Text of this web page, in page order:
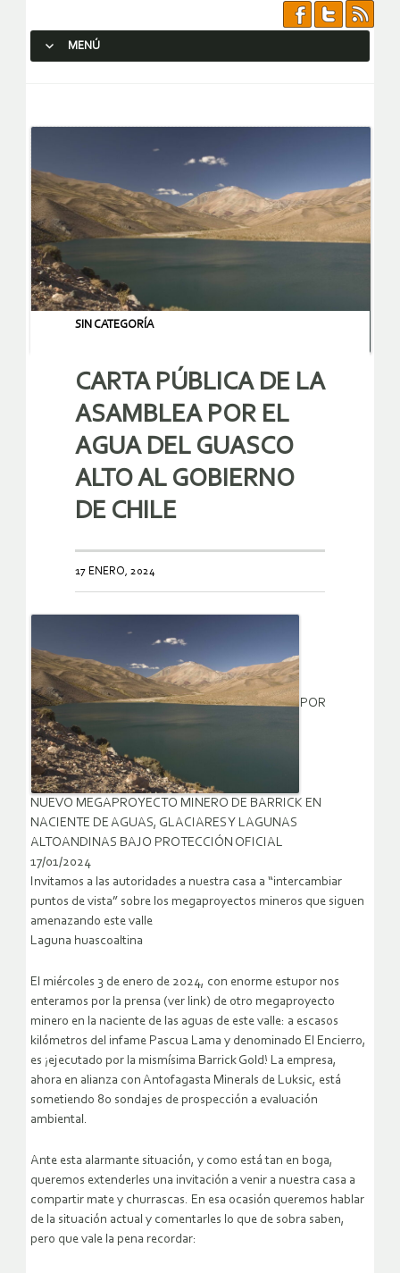
MENÚ
SIN CATEGORÍA
CARTA PÚBLICA DE LA
ASAMBLEA POR EL
AGUA DEL GUASCO
ALTO AL GOBIERNO
DE CHILE
17 ENERO, 2024
POR
NUEVO MEGAPROYECTO MINERO DE BARRICK EN
NACIENTE DE AGUAS, GLACIARES Y LAGUNAS
ALTOANDINAS BAJO PROTECCIÓN OFICIAL
17/01/2024
Invitamos a las autoridades a nuestra casa a “intercambiar
puntos de vista” sobre los megaproyectos mineros que siguen
amenazando este valle
Laguna huascoaltina
El miércoles 3 de enero de 2024, con enorme estupor nos
enteramos por la prensa (ver link) de otro megaproyecto
minero en la naciente de las aguas de este valle: a escasos
kilómetros del infame Pascua Lama y denominado El Encierro,
es ¡ejecutado por la mismísima Barrick Gold! La empresa,
ahora en alianza con Antofagasta Minerals de Luksic, está
sometiendo 80 sondajes de prospección a evaluación
ambiental.
Ante esta alarmante situación, y como está tan en boga,
queremos extenderles una invitación a venir a nuestra casa a
compartir mate y churrascas. En esa ocasión queremos hablar
de la situación actual y comentarles lo que de sobra saben,
pero que vale la pena recordar: